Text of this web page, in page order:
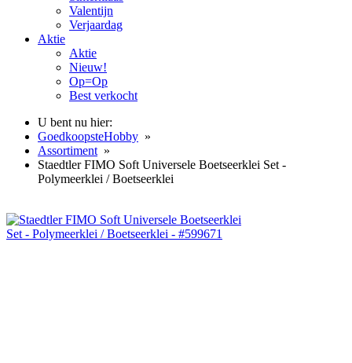
Valentijn
Verjaardag
Aktie
Aktie
Nieuw!
Op=Op
Best verkocht
U bent nu hier:
GoedkoopsteHobby »
Assortiment »
Staedtler FIMO Soft Universele Boetseerklei Set -
Polymeerklei / Boetseerklei